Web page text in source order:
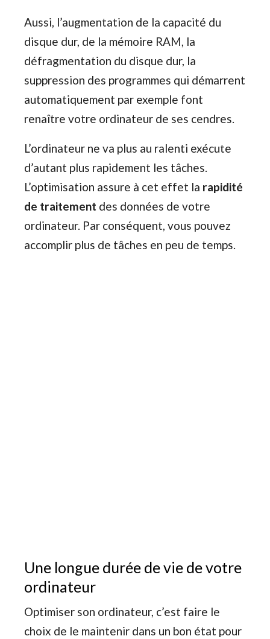
Aussi, l’augmentation de la capacité du
disque dur, de la mémoire RAM, la
défragmentation du disque dur, la
suppression des programmes qui démarrent
automatiquement par exemple font
renaître votre ordinateur de ses cendres.
L’ordinateur ne va plus au ralenti exécute
d’autant plus rapidement les tâches.
L’optimisation assure à cet effet la rapidité
de traitement des données de votre
ordinateur. Par conséquent, vous pouvez
accomplir plus de tâches en peu de temps.
Une longue durée de vie de votre
ordinateur
Optimiser son ordinateur, c’est faire le
choix de le maintenir dans un bon état pour